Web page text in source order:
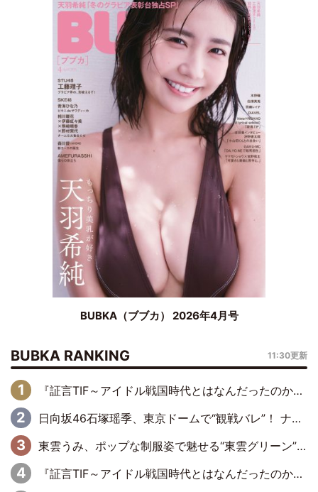
BUBKA（ブブカ） 2026年4月号
BUBKA RANKING 11:30更新
『証言TIF～アイドル戦国時代とはなんだったのか～』第6回：でんぱ組.inc・古川未鈴×相沢梨紗「『ハロプロやりたかったな』って言ったら、夢眠ねむさんに『てめえはでんぱ組．incなんだよ！』って肩パンされて(笑)」
日向坂46石塚瑶季、東京ドームで“観戦バレ”！ ナイツ・塙も認めた「巨人に詳しすぎるアイドル」は元VENUSスクール生で杉内コーチ推し⁉
東雲うみ、ポップな制服姿で魅せる“東雲グリーン”の正体
『証言TIF～アイドル戦国時代とはなんだったのか～』第8回：Negicco・Nao☆×Megu×Kaede「東京からオファーが来たのと、梨の皮剥きとどっちが大事なんだって」